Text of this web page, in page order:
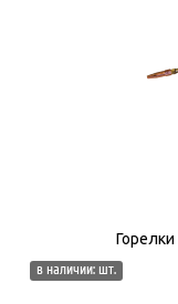
в наличии: шт.